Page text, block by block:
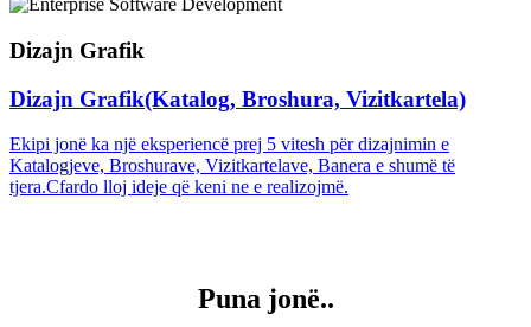
Dizajn Grafik
Dizajn Grafik(Katalog, Broshura, Vizitkartela)
Ekipi jonë ka një eksperiencë prej 5 vitesh për dizajnimin e
Katalogjeve, Broshurave, Vizitkartelave, Banera e shumë të
tjera.Cfardo lloj ideje që keni ne e realizojmë.
Puna jonë..